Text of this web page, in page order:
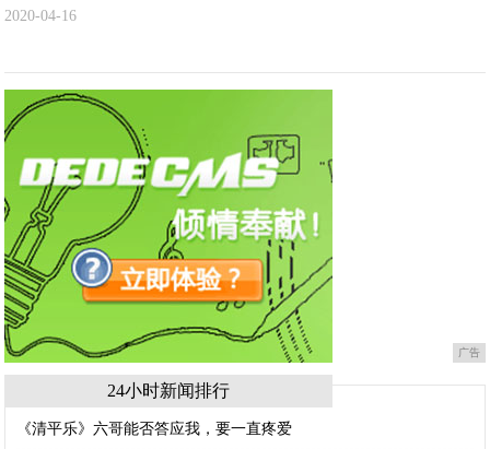
2020-04-16
广告
24小时新闻排行
《清平乐》六哥能否答应我，要一直疼爱